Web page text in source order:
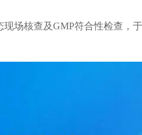
场核查及GMP符合性检查，